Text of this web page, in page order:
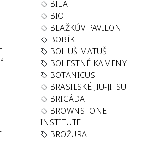
BÍLÁ
BIO
BLAŽKŮV PAVILON
BOBÍK
BOHUŠ MATUŠ
BOLESTNÉ KAMENY
BOTANICUS
BRASILSKÉ JIU-JITSU
BRIGÁDA
BROWNSTONE
INSTITUTE
BROŽURA